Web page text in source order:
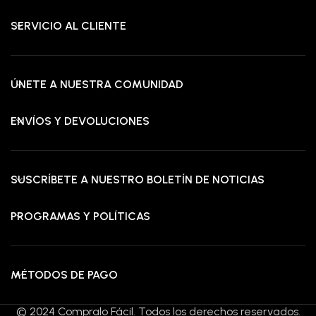
SERVICIO AL CLIENTE
ÚNETE A NUESTRA COMUNIDAD
ENVÍOS Y DEVOLUCIONES
SUSCRÍBETE A NUESTRO BOLETÍN DE NOTICIAS
PROGRAMAS Y POLÍTICAS
MÉTODOS DE PAGO
© 2024 Compralo Fácil. Todos los derechos reservados.